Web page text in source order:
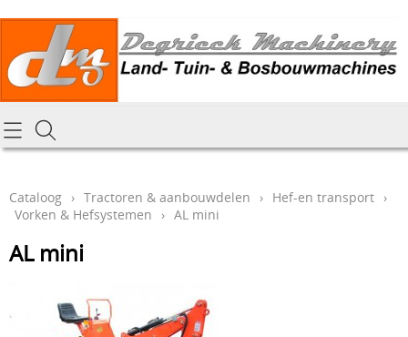
Homepagina
Tractoren & aanbouwdelen
Tuin- Park- & Bosbouwmachines
Generatoren
Hoe online bestellen
Mijn bestelling laten leveren
Draai-en freeswerk
Cataloog › Tractoren & aanbouwdelen › Hef-en transport ›
Vorken & Hefsystemen
› AL mini
AL mini